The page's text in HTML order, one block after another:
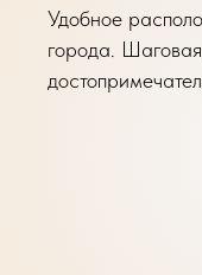
Удобное
города.